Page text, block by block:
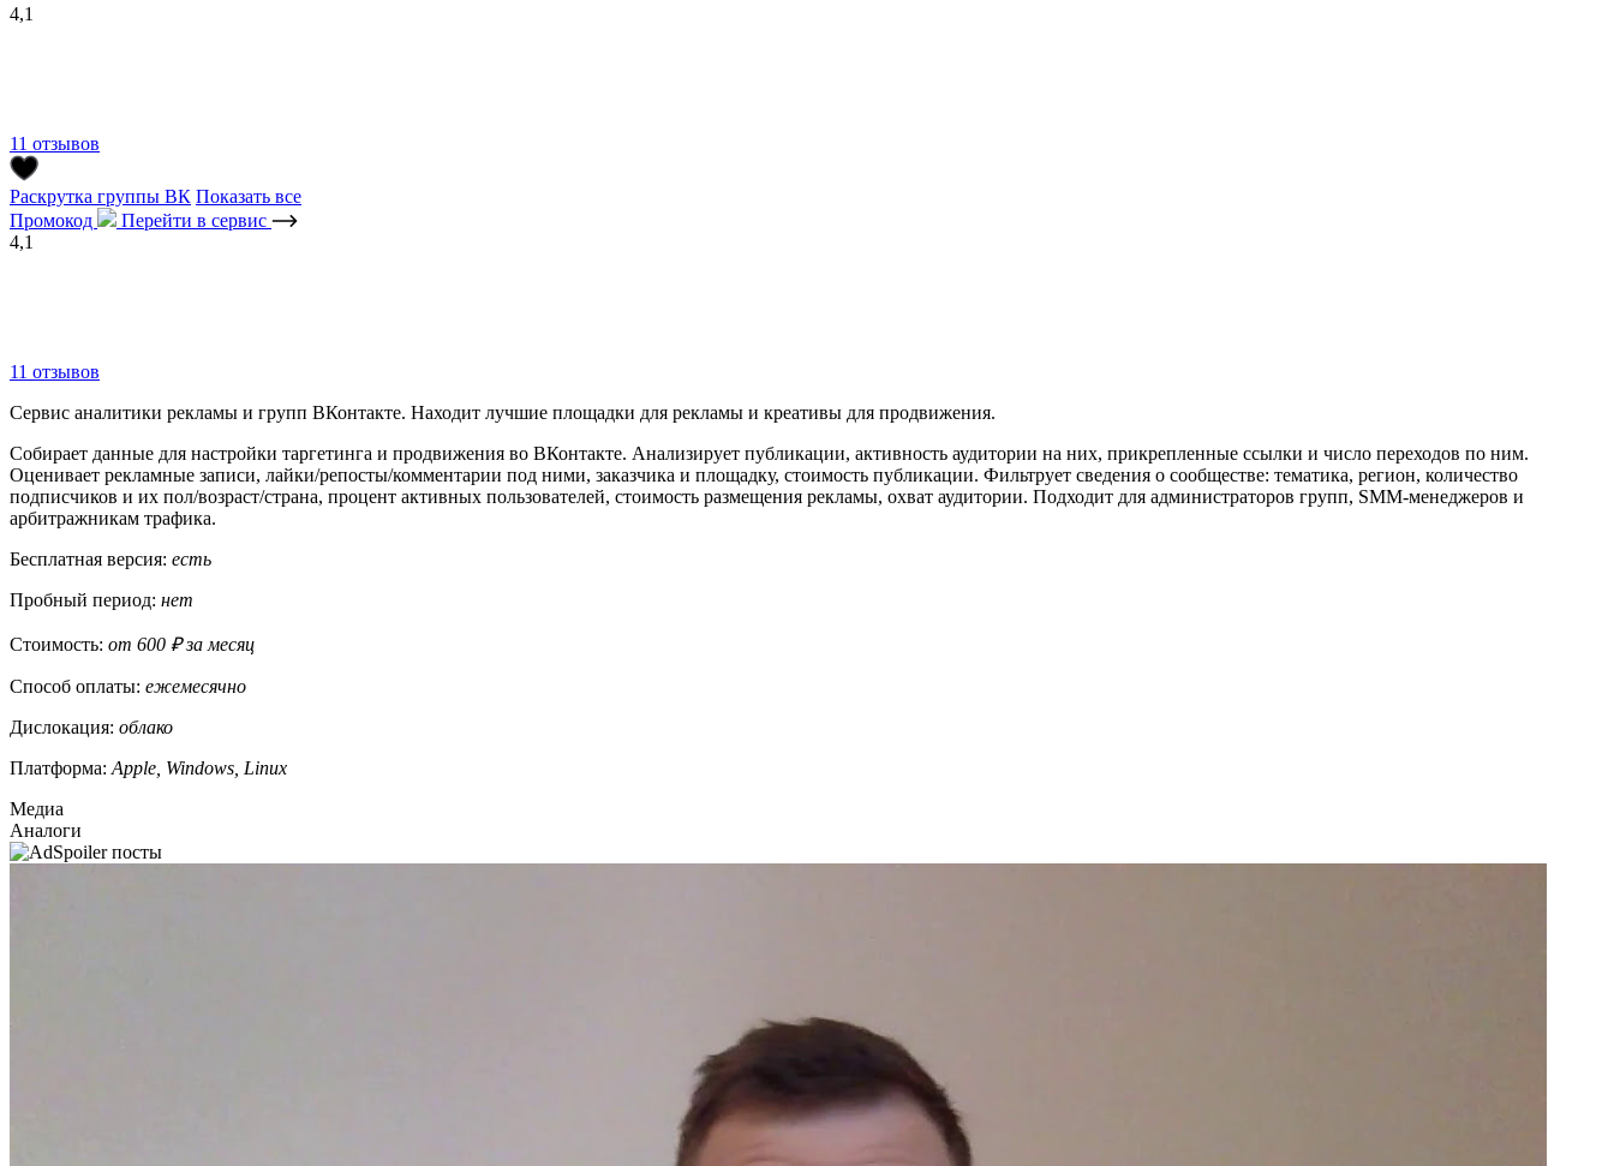
4,1
11 отзывов
Раскрутка группы ВК Показать все
Промокод
Перейти в сервис
4,1
11 отзывов
Сервис аналитики рекламы и групп ВКонтакте. Находит лучшие площадки для рекламы и креативы для продвижения.
Собирает данные для настройки таргетинга и продвижения во ВКонтакте. Анализирует публикации, активность аудитории на них, прикрепленные ссылки и число переходов по ним.
Оценивает рекламные записи, лайки/репосты/комментарии под ними, заказчика и площадку, стоимость публикации. Фильтрует сведения о сообществе: тематика, регион, количество
подписчиков и их пол/возраст/страна, процент активных пользователей, стоимость размещения рекламы, охват аудитории. Подходит для администраторов групп, SMM-менеджеров и
арбитражникам трафика.
Бесплатная версия: есть
Пробный период: нет
Стоимость: от 600 ₽ за месяц
Способ оплаты: ежемесячно
Дислокация: облако
Платформа: Apple, Windows, Linux
Медиа
Аналоги